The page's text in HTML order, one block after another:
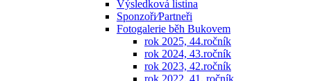
Výsledková listina
Sponzoři⁄Partneři
Fotogalerie běh Bukovem
rok 2025, 44.ročník
rok 2024, 43.ročník
rok 2023, 42.ročník
rok 2022, 41. ročník